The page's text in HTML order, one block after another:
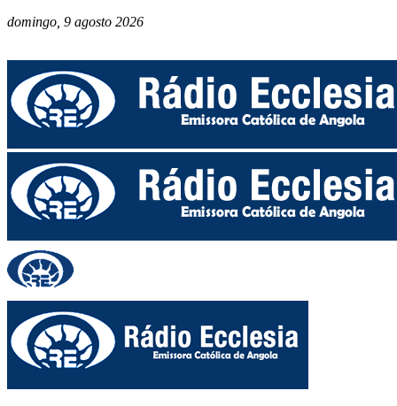
domingo, 9 agosto 2026